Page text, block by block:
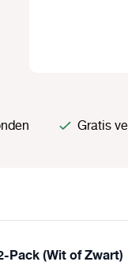
Gratis
Pack (Wit of Zwart)